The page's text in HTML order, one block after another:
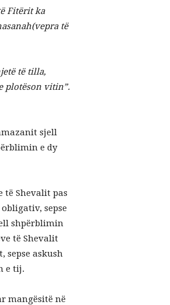
Fitërit ka
të
të tilla,
plotëson vitin”.
sjell
e dy
të Shevalit pas
sepse
shpërblimin
të Shevalit
sepse askush
e tij.
mangësitë në